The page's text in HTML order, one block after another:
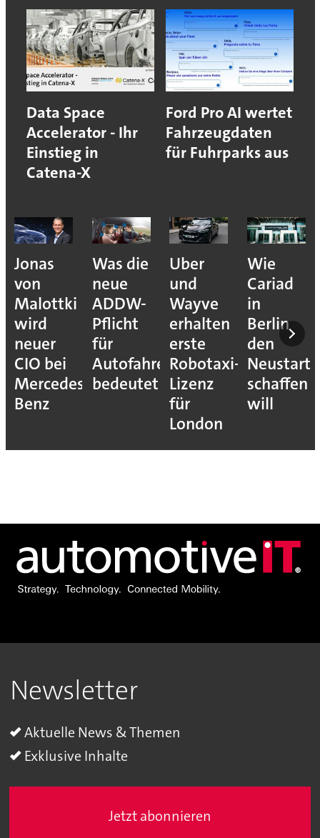
Data Space
Accelerator - Ihr
Einstieg in
Catena-X
Ford Pro AI wertet
Fahrzeugdaten
für Fuhrparks aus
Jonas
von
Malottki
wird
neuer
CIO bei
Mercedes-
Benz
Was die
neue
ADDW-
Pflicht
für
Autofahrer
bedeutet
Uber
und
Wayve
erhalten
erste
Robotaxi-
Lizenz
für
London
Wie
Cariad
in
Berlin
den
Neustart
schaffen
will
Newsletter
Aktuelle News & Themen
Exklusive Inhalte
Jetzt abonnieren